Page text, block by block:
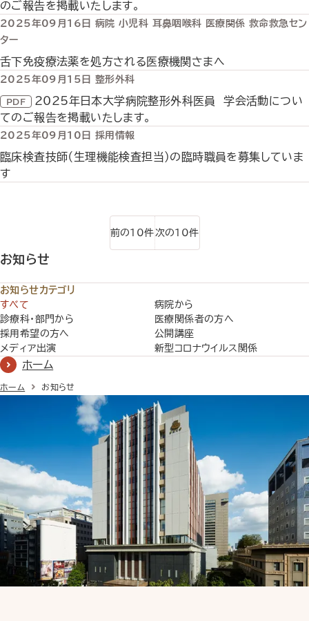
のご報告を掲載いたします。
2025年09月16日 病院 小児科 耳鼻咽喉科 医療関係 救命救急セン
ター
舌下免疫療法薬を処方される医療機関さまへ
2025年09月15日 整形外科
2025年日本大学病院整形外科医員 学会活動につい
てのご報告を掲載いたします。
2025年09月10日 採用情報
臨床検査技師（生理機能検査担当）の臨時職員を募集していま
す
前の10件次の10件
お知らせ
お知らせカテゴリ
すべて
病院から
診療科・部門から
医療関係者の方へ
採用希望の方へ
公開講座
メディア出演
新型コロナウイルス関係
ホーム
ホーム お知らせ